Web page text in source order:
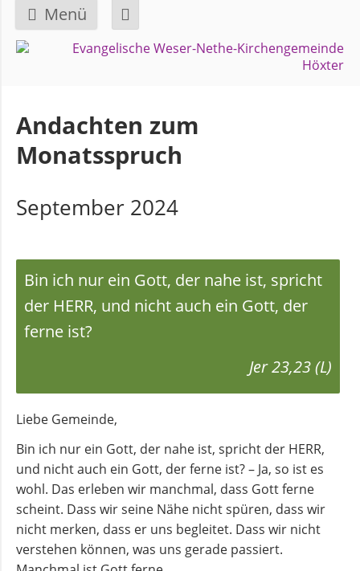
Menü
Navigation
GEMEINDE
Über
uns
Bezirke
Gremien
und
Ausschüsse
Pfarrerinnen
Gemeindebüro
Weinbergstiftung
AKTUELLES
Andachten zum
Monatsspruch
September 2024
Bin ich nur ein Gott, der nahe ist, spricht
der HERR, und nicht auch ein Gott, der
ferne ist?
Jer 23,23 (L)
Liebe Gemeinde,
Bin ich nur ein Gott, der nahe ist, spricht der HERR,
und nicht auch ein Gott, der ferne ist? – Ja, so ist es
wohl. Das erleben wir manchmal, dass Gott ferne
scheint. Dass wir seine Nähe nicht spüren, dass wir
nicht merken, dass er uns begleitet. Dass wir nicht
verstehen können, was uns gerade passiert.